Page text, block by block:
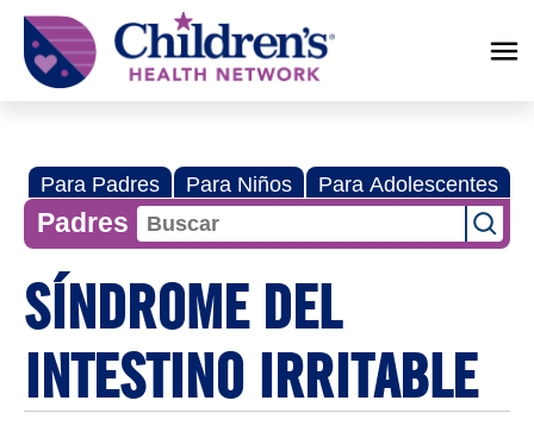
Children's
Health
Network
Para Padres Para Niños Para Adolescentes
Padres
SÍNDROME DEL
INTESTINO IRRITABLE